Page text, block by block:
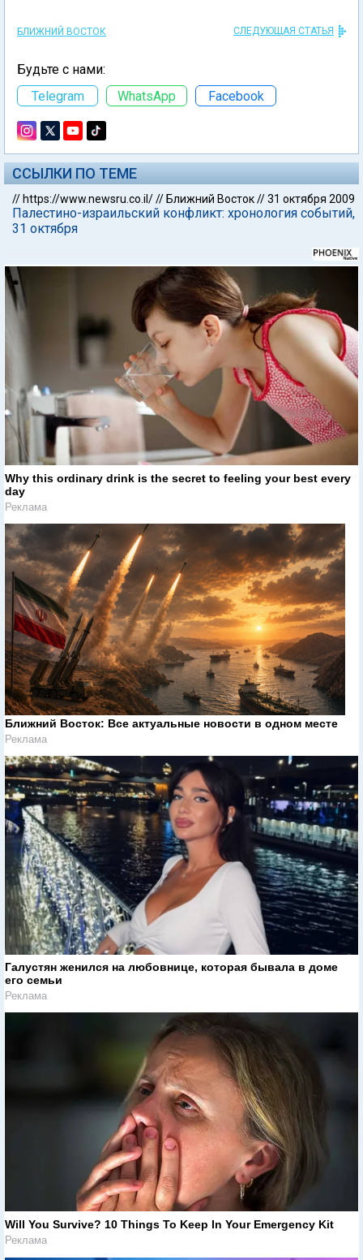
БЛИЖНИЙ ВОСТОК СЛЕДУЮЩАЯ СТАТЬЯ
Будьте с нами:
Telegram
WhatsApp Facebook
ССЫЛКИ ПО ТЕМЕ
// https://www.newsru.co.il/// Ближний Восток//31 октября 2009
Палестино-израильский конфликт: хронология событий,
31 октября
Why this ordinary drink is the secret to feeling your best every
day
Реклама
Ближний Восток: Все актуальные новости в одном месте
Реклама
Галустян женился на любовнице, которая бывала в доме
его семьи
Реклама
Will You Survive? 10 Things To Keep In Your Emergency Kit
Реклама